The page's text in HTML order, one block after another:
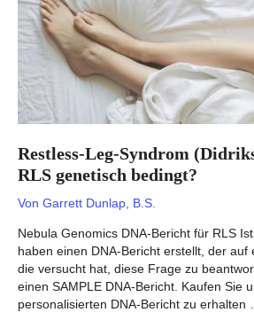
genetisch
bedingt?
Restless-Leg-Syndrom
RLS genetisch bedingt?
Von Garrett Dunlap, B.S.
Nebula Genomics DNA-Bericht für RLS
haben einen DNA-Bericht erstellt, der auf
die versucht hat, diese Frage zu
einen SAMPLE DNA-Bericht. Kaufen Sie
personalisierten DNA-Bericht zu erhalten …